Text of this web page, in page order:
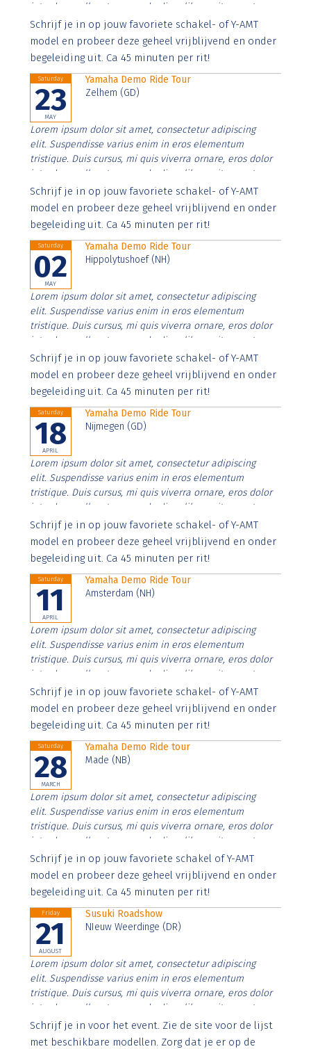
interdum nulla, ut commodo diam libero vitae erat.
Aenean faucibus nibh et justo cursus id rutrum lorem
imperdiet. Nunc ut sem vitae risus tristique posuere.
Schrijf je in op jouw favoriete schakel- of Y-AMT
model en probeer deze geheel vrijblijvend en onder
begeleiding uit. Ca 45 minuten per rit!
Saturday
23
MAY
Yamaha Demo Ride Tour
Zelhem (GD)
Lorem ipsum dolor sit amet, consectetur adipiscing
elit. Suspendisse varius enim in eros elementum
tristique. Duis cursus, mi quis viverra ornare, eros dolor
interdum nulla, ut commodo diam libero vitae erat.
Aenean faucibus nibh et justo cursus id rutrum lorem
imperdiet. Nunc ut sem vitae risus tristique posuere.
Schrijf je in op jouw favoriete schakel- of Y-AMT
model en probeer deze geheel vrijblijvend en onder
begeleiding uit. Ca 45 minuten per rit!
Saturday
02
MAY
Yamaha Demo Ride Tour
Hippolytushoef (NH)
Lorem ipsum dolor sit amet, consectetur adipiscing
elit. Suspendisse varius enim in eros elementum
tristique. Duis cursus, mi quis viverra ornare, eros dolor
interdum nulla, ut commodo diam libero vitae erat.
Aenean faucibus nibh et justo cursus id rutrum lorem
imperdiet. Nunc ut sem vitae risus tristique posuere.
Schrijf je in op jouw favoriete schakel- of Y-AMT
model en probeer deze geheel vrijblijvend en onder
begeleiding uit. Ca 45 minuten per rit!
Saturday
18
APRIL
Yamaha Demo Ride Tour
Nijmegen (GD)
Lorem ipsum dolor sit amet, consectetur adipiscing
elit. Suspendisse varius enim in eros elementum
tristique. Duis cursus, mi quis viverra ornare, eros dolor
interdum nulla, ut commodo diam libero vitae erat.
Aenean faucibus nibh et justo cursus id rutrum lorem
imperdiet. Nunc ut sem vitae risus tristique posuere.
Schrijf je in op jouw favoriete schakel- of Y-AMT
model en probeer deze geheel vrijblijvend en onder
begeleiding uit. Ca 45 minuten per rit!
Saturday
11
APRIL
Yamaha Demo Ride Tour
Amsterdam (NH)
Lorem ipsum dolor sit amet, consectetur adipiscing
elit. Suspendisse varius enim in eros elementum
tristique. Duis cursus, mi quis viverra ornare, eros dolor
interdum nulla, ut commodo diam libero vitae erat.
Aenean faucibus nibh et justo cursus id rutrum lorem
imperdiet. Nunc ut sem vitae risus tristique posuere.
Schrijf je in op jouw favoriete schakel- of Y-AMT
model en probeer deze geheel vrijblijvend en onder
begeleiding uit. Ca 45 minuten per rit!
Saturday
28
MARCH
Yamaha Demo Ride tour
Made (NB)
Lorem ipsum dolor sit amet, consectetur adipiscing
elit. Suspendisse varius enim in eros elementum
tristique. Duis cursus, mi quis viverra ornare, eros dolor
interdum nulla, ut commodo diam libero vitae erat.
Aenean faucibus nibh et justo cursus id rutrum lorem
imperdiet. Nunc ut sem vitae risus tristique posuere.
Schrijf je in op jouw favoriete schakel of Y-AMT
model en probeer deze geheel vrijblijvend en onder
begeleiding uit. Ca 45 minuten per rit!
Friday
21
AUGUST
Susuki Roadshow
NIeuw Weerdinge (DR)
Lorem ipsum dolor sit amet, consectetur adipiscing
elit. Suspendisse varius enim in eros elementum
tristique. Duis cursus, mi quis viverra ornare, eros dolor
interdum nulla, ut commodo diam libero vitae erat.
Aenean faucibus nibh et justo cursus id rutrum lorem
imperdiet. Nunc ut sem vitae risus tristique posuere.
Schrijf je in voor het event. Zie de site voor de lijst
met beschikbare modellen. Zorg dat je er op de